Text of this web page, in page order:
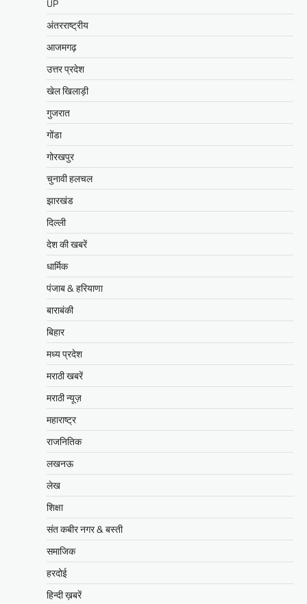
UP
अंतरराष्ट्रीय
आजमगढ़
उत्तर प्रदेश
खेल खिलाड़ी
गुजरात
गोंडा
गोरखपुर
चुनावी हलचल
झारखंड
दिल्ली
देश की खबरें
धार्मिक
पंजाब & हरियाणा
बाराबंकी
बिहार
मध्य प्रदेश
मराठी खबरें
मराठी न्यूज़
महाराष्ट्र
राजनितिक
लखनऊ
लेख
शिक्षा
संत कबीर नगर & बस्ती
समाजिक
हरदोई
हिन्दी ख़बरें